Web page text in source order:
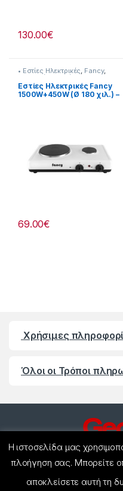
130.00€
• Εστίες Ηλεκτρικές, Fancy,
Συσκευές Κουζίνας
Εστίες Ηλεκτρικές Fancy
1500W+450W (Ø 180 χιλ.) –
69.00€
Χρήσιμες
Όλοι οι Τρόποι
Έχετε
Η ιστοσελίδα μας
πλοήγηση σας. Μπορείτε
αποκλείσετε αυτή τη